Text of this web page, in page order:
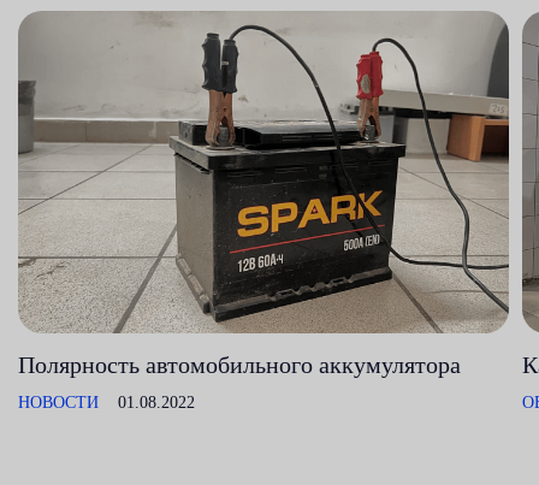
Полярность автомобильного аккумулятора
НОВОСТИ 01.08.2022